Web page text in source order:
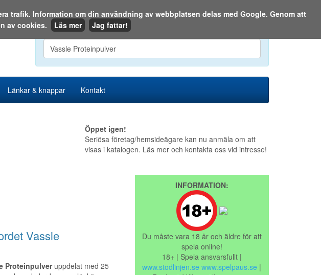
Den 9 augusti 2026
Sök i katalogen eller på webben:
Länkar & knappar Kontakt
Öppet igen!
Seriösa företag/hemsideägare kan nu anmäla om att
visas i katalogen. Läs mer och kontakta oss vid intresse!
Vassle
Proteinpulveruppdelat med 25
INFORMATION:
Du måste vara 18 år och äldre för att
spela online!
18+ | Spela ansvarsfullt |
www.stodlinjen.se www.spelpaus.se |
trafik. Information om din användning av webbplatsen delas med Google. Genom att
av cookies.
Läs mer Jag fattar!